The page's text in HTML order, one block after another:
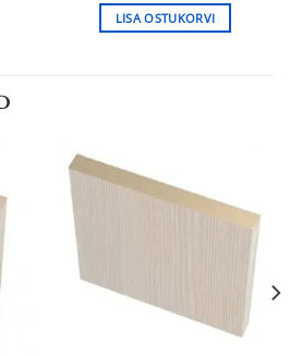
oli:
€369.00.
on:
€259.00.
LISA OSTUKORVI